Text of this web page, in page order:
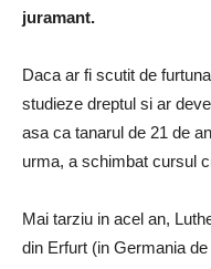
juramant.
Daca ar fi scutit de
studieze dreptul si ar
asa ca tanarul de 21 de
urma, a schimbat cursul
Mai tarziu in acel an,
din Erfurt (in Germania